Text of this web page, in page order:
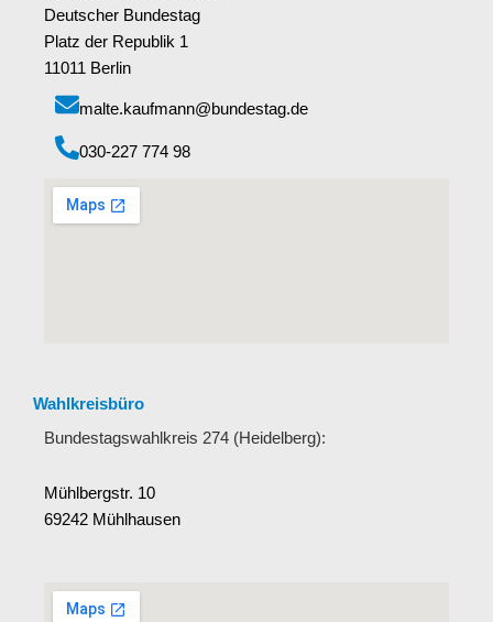
Deutscher Bundestag
Platz der Republik 1
11011 Berlin
malte.kaufmann@bundestag.de
‭030-227 774 98‬
Wahlkreisbüro
Bundestagswahlkreis 274 (Heidelberg):
Mühlbergstr. 10
69242 Mühlhausen